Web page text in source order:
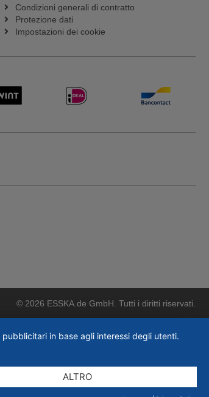
Condizioni generali di contratto
Protezione dati
Impostazioni dei cookie
© 2026 ESSKA.de GmbH. Tutti i diritti riservati.
in base agli interessi degli utenti.
ALTRO